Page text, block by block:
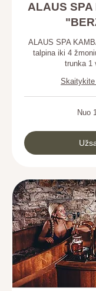
ALAUS SPA
ALAUS SPA
talpina iki 4
trunka 1
Nuo